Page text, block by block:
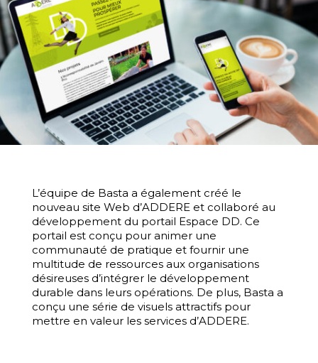
L’équipe de Basta a également créé le
nouveau site Web d’ADDERE et collaboré au
développement du portail Espace DD. Ce
portail est conçu pour animer une
communauté de pratique et fournir une
multitude de ressources aux organisations
désireuses d’intégrer le développement
durable dans leurs opérations. De plus, Basta a
conçu une série de visuels attractifs pour
mettre en valeur les services d’ADDERE.